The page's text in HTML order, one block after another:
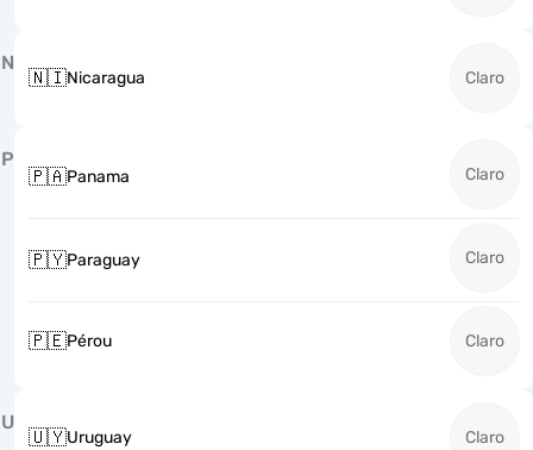
N
🇳🇮Nicaragua Claro
P
🇵🇦Panama Claro
🇵🇾Paraguay Claro
🇵🇪Pérou Claro
U
🇺🇾Uruguay Claro